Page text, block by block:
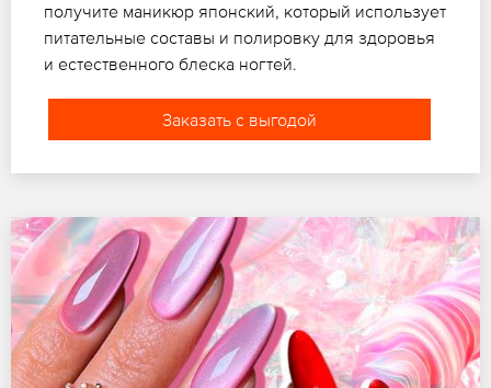
получите маникюр японский, который использует
питательные составы и полировку для здоровья
и естественного блеска ногтей.
Заказать с выгодой